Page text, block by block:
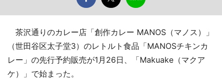
茶沢通りのカレー店「創作カレー MANOS（マノス）」
（世田谷区太子堂3）のレトルト食品「MANOSチキンカ
レー」の先行予約販売が1月26日、「Makuake（マクア
ケ）」で始まった。